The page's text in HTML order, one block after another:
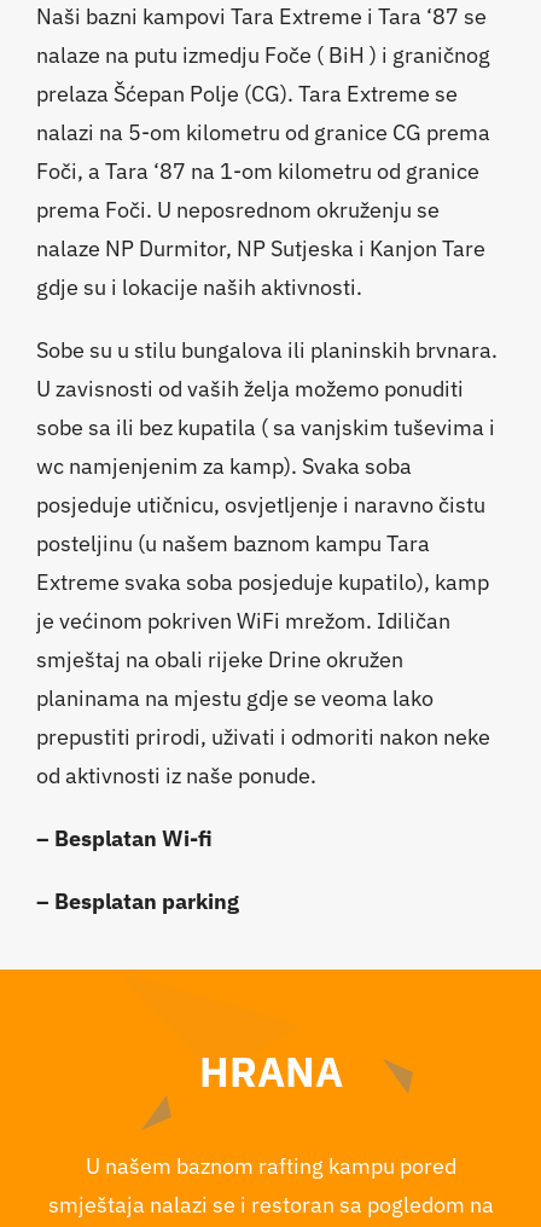
Naši bazni kampovi Tara Extreme i Tara ‘87 se
nalaze na putu izmedju Foče ( BiH ) i graničnog
prelaza Šćepan Polje (CG). Tara Extreme se
nalazi na 5-om kilometru od granice CG prema
Foči, a Tara ‘87 na 1-om kilometru od granice
prema Foči. U neposrednom okruženju se
nalaze NP Durmitor, NP Sutjeska i Kanjon Tare
gdje su i lokacije naših aktivnosti.
Sobe su u stilu bungalova ili planinskih brvnara.
U zavisnosti od vaših želja možemo ponuditi
sobe sa ili bez kupatila ( sa vanjskim tuševima i
wc namjenjenim za kamp). Svaka soba
posjeduje utičnicu, osvjetljenje i naravno čistu
posteljinu (u našem baznom kampu Tara
Extreme svaka soba posjeduje kupatilo), kamp
je većinom pokriven WiFi mrežom. Idiličan
smještaj na obali rijeke Drine okružen
planinama na mjestu gdje se veoma lako
prepustiti prirodi, uživati i odmoriti nakon neke
od aktivnosti iz naše ponude.
– Besplatan Wi-fi
– Besplatan parking
HRANA
U našem baznom rafting kampu pored
smještaja nalazi se i restoran sa pogledom na